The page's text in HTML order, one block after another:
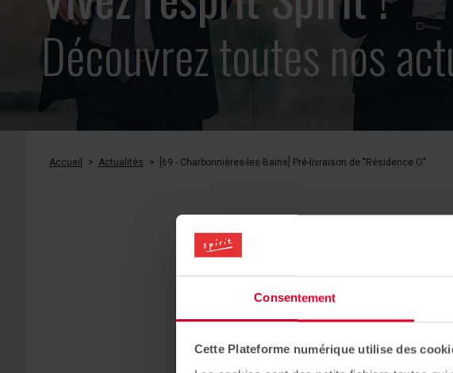
Consentement
Cette Plateforme numérique utilise des
Découvreztoutes nos
Accueil Actualités [69 - Charbonnières-les-Bains] Pré-livraison de "Résidence O"
[69 -